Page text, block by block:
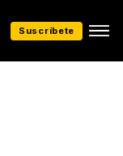
Suscríbete